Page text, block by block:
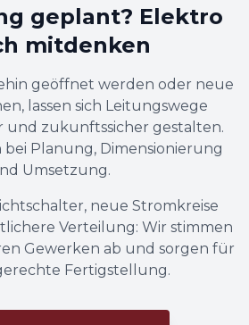
geplant? Elektro
mitdenken
geöffnet werden oder neue
lassen sich Leitungswege
und zukunftssicher gestalten.
Planung, Dimensionierung
Umsetzung.
neue Stromkreise
Verteilung: Wir stimmen
Gewerken ab und sorgen für
Fertigstellung.